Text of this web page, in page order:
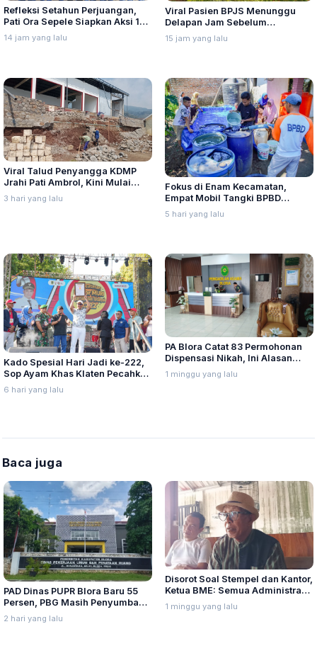
Refleksi Setahun Perjuangan,
Pati Ora Sepele Siapkan Aksi 10–
13 Agustus
14 jam yang lalu
Viral Pasien BPJS Menunggu
Delapan Jam Sebelum
Meninggal, Ini Penjelasan
Kemenkes
15 jam yang lalu
Viral Talud Penyangga KDMP
Jrahi Pati Ambrol, Kini Mulai
Diperbaiki
3 hari yang lalu
Fokus di Enam Kecamatan,
Empat Mobil Tangki BPBD
Kabupaten Lumajang Sehari 24
Kali Kirim Air Bersih
5 hari yang lalu
Kado Spesial Hari Jadi ke-222,
Sop Ayam Khas Klaten Pecahkan
Rekor MURI dan Dunia
6 hari yang lalu
PA Blora Catat 83 Permohonan
Dispensasi Nikah, Ini Alasan
yang Paling Banyak Diajukan
1 minggu yang lalu
Baca juga
PAD Dinas PUPR Blora Baru 55
Persen, PBG Masih Penyumbang
Terbesar
2 hari yang lalu
Disorot Soal Stempel dan Kantor,
Ketua BME: Semua Administrasi
Sah dan Lengkap
1 minggu yang lalu